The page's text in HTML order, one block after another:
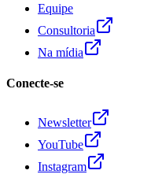
Equipe
Consultoria
Na mídia
Conecte-se
Newsletter
YouTube
Instagram